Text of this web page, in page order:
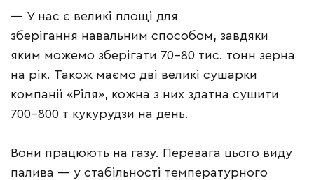
— У нас є великі площі для
зберігання навальним способом, завдяки
яким можемо зберігати 70–80 тис. тонн зерна
на рік. Також маємо дві великі сушарки
компанії «Ріля», кожна з них здатна сушити
700–800 т кукурудзи на день.
Вони працюють на газу. Перевага цього виду
палива — у стабільності температурного